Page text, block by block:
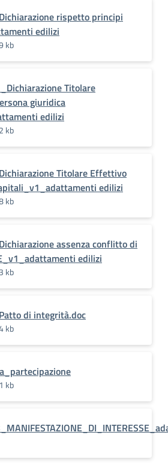
rispetto principi
edilizi
kb
Titolare
giuridica
edilizi
kb
Titolare Effettivo
edilizi
kb
assenza conflitto di
edilizi
kb
di integrità.doc
kb
kb